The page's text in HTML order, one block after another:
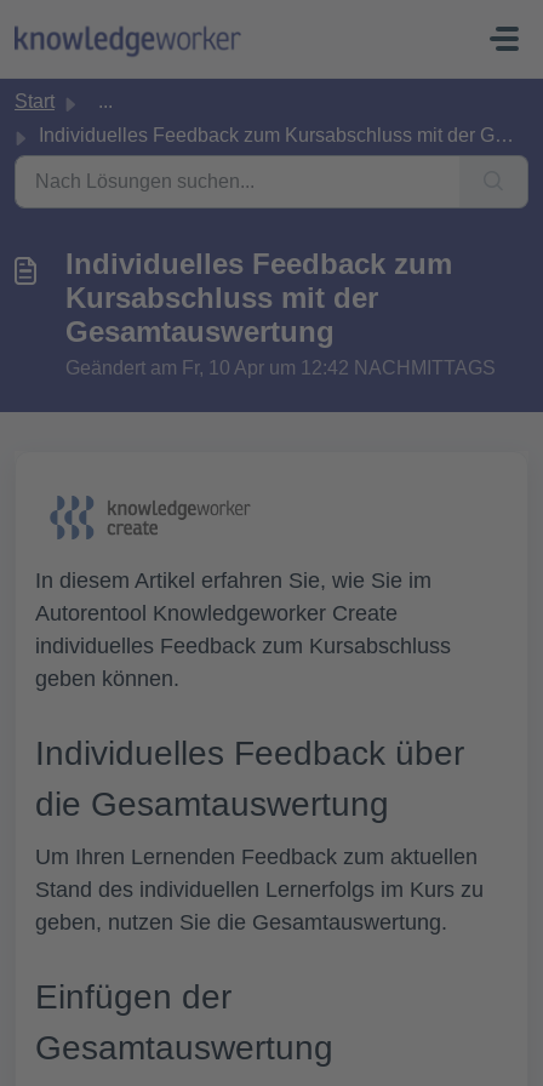
Start
...
Individuelles Feedback zum Kursabschluss mit der Gesamtau...
Individuelles Feedback zum
Kursabschluss mit der
Gesamtauswertung
Geändert am Fr, 10 Apr um 12:42 NACHMITTAGS
In diesem Artikel erfahren Sie, wie Sie im
Autorentool Knowledgeworker Create
individuelles Feedback zum Kursabschluss
geben können.
Individuelles Feedback über
die Gesamtauswertung
Um Ihren Lernenden Feedback zum aktuellen
Stand des individuellen Lernerfolgs im Kurs zu
geben, nutzen Sie die Gesamtauswertung.
Einfügen der
Gesamtauswertung